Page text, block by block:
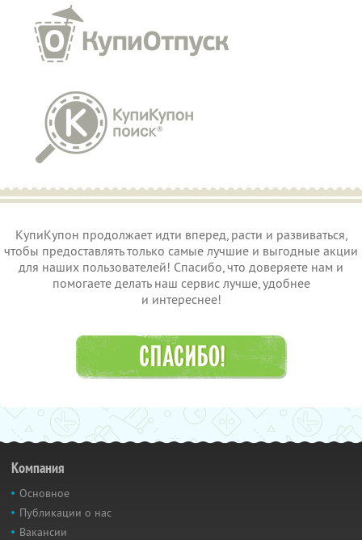
КупиКупон продолжает идти вперед, расти и развиваться,
чтобы предоставлять только самые лучшие и выгодные акции
для наших пользователей! Спасибо, что доверяете нам и
помогаете делать наш сервис лучше, удобнее
и интереснее!
Компания
Основное
Публикации о нас
Вакансии